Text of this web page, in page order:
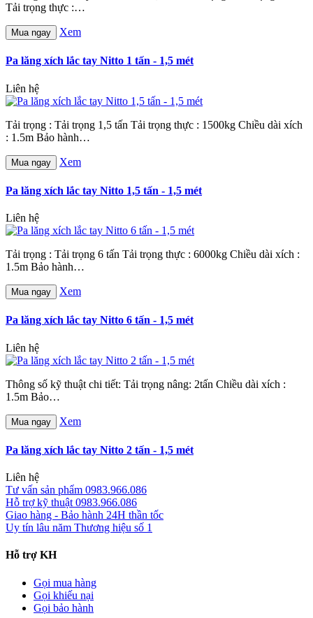
Tải trọng thực :…
Mua ngay Xem
Pa lăng xích lắc tay Nitto 1 tấn - 1,5 mét
Liên hệ
Tải trọng : Tải trọng 1,5 tấn Tải trọng thực : 1500kg Chiều dài xích
: 1.5m Bảo hành…
Mua ngay Xem
Pa lăng xích lắc tay Nitto 1,5 tấn - 1,5 mét
Liên hệ
Tải trọng : Tải trọng 6 tấn Tải trọng thực : 6000kg Chiều dài xích :
1.5m Bảo hành…
Mua ngay Xem
Pa lăng xích lắc tay Nitto 6 tấn - 1,5 mét
Liên hệ
Thông số kỹ thuật chi tiết: Tải trọng nâng: 2tấn Chiều dài xích :
1.5m Bảo…
Mua ngay Xem
Pa lăng xích lắc tay Nitto 2 tấn - 1,5 mét
Liên hệ
Tư vấn sản phẩm 0983.966.086
Hỗ trợ kỹ thuật 0983.966.086
Giao hàng - Bảo hành 24H thần tốc
Uy tín lâu năm Thương hiệu số 1
Hỗ trợ KH
Gọi mua hàng
Gọi khiếu nại
Gọi bảo hành